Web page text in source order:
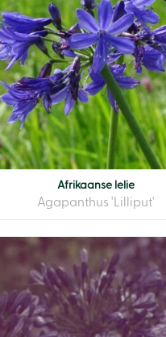
Afrikaanse lelie
Agapanthus 'Lilliput'